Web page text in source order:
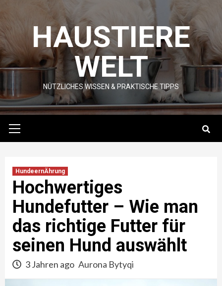
content HAUSTIERE
WELT
NÜTZLICHES WISSEN & PRAKTISCHE TIPPS
Menu
HundeernÄhrung
Hochwertiges
Hundefutter – Wie man
das richtige Futter für
seinen Hund auswählt
3 Jahren ago Aurona Bytyqi